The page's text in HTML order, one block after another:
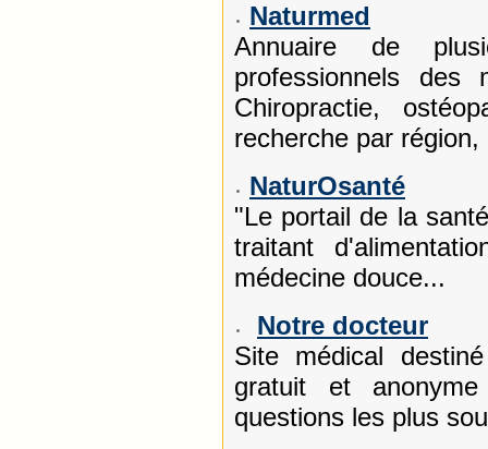
Naturmed
Annuaire de
professionnels des
Chiropractie,
recherche par
NaturOsanté
"Le portail de la
traitant
médecine douce...
Notre docteur
Site médical
gratuit et
questions les plus